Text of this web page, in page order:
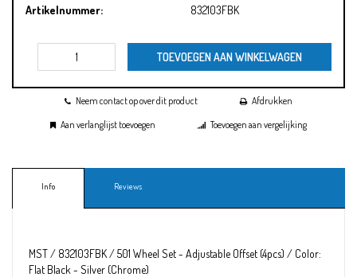
Artikelnummer: 832103FBK
TOEVOEGEN AAN WINKELWAGEN
Neem contact op over dit product
Afdrukken
Aan verlanglijst toevoegen
Toevoegen aan vergelijking
Info Reviews
MST / 832103FBK / 501 Wheel Set - Adjustable Offset (4pcs) / Color:
Flat Black - Silver (Chrome)